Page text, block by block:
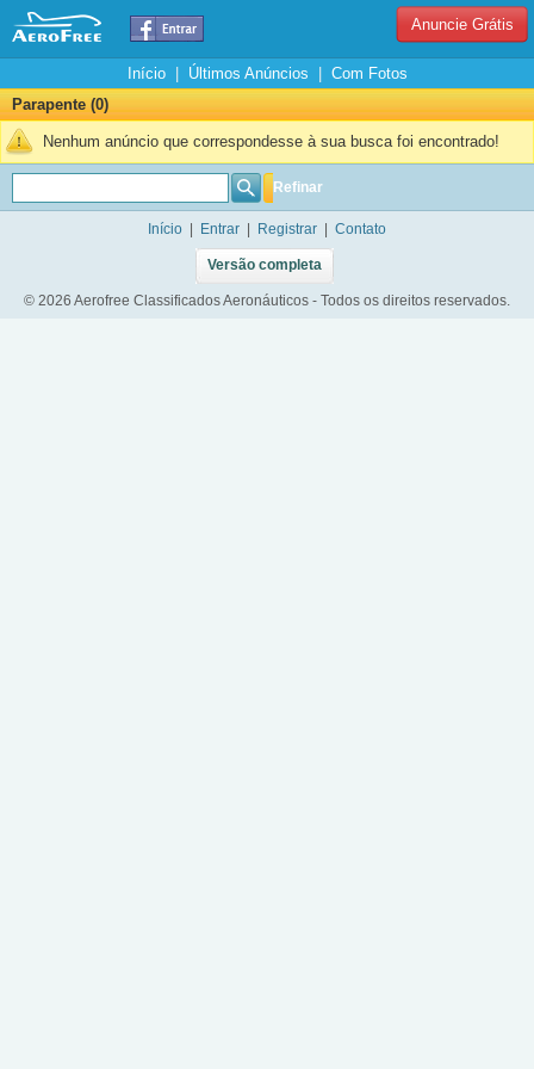
Anuncie Grátis
Início| Últimos Anúncios
Com Fotos
Parapente (0)
Nenhum anúncio que correspondesse à sua busca foi encontrado!
Refinar
Início Entrar Registrar Contato
Versão completa
© 2026 Aerofree Classificados Aeronáuticos - Todos os direitos reservados.